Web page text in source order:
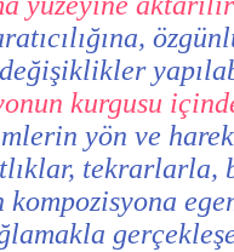
kurgusu
yön ve
tekrarlarla,
kompozisyona